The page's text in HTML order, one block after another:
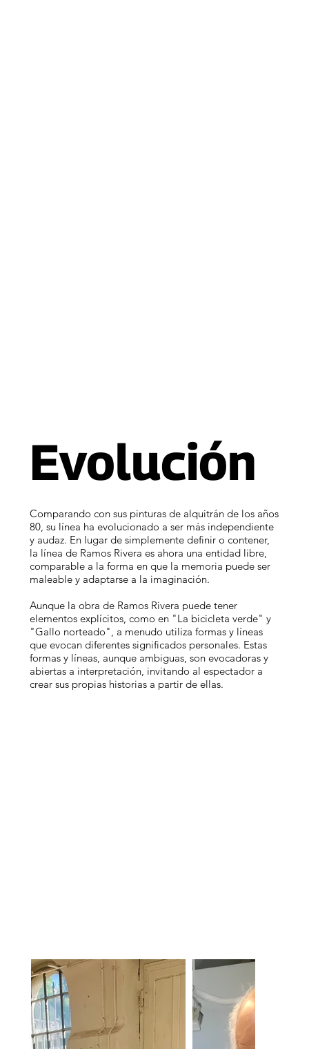
Evolución
Comparando con sus pinturas de alquitrán de los años
80, su línea ha evolucionado a ser más independiente
y audaz. En lugar de simplemente definir o contener,
la línea de Ramos Rivera es ahora una entidad libre,
comparable a la forma en que la memoria puede ser
maleable y adaptarse a la imaginación.
Aunque la obra de Ramos Rivera puede tener
elementos explícitos, como en "La bicicleta verde" y
"Gallo norteado", a menudo utiliza formas y líneas
que evocan diferentes significados personales. Estas
formas y líneas, aunque ambiguas, son evocadoras y
abiertas a interpretación, invitando al espectador a
crear sus propias historias a partir de ellas.